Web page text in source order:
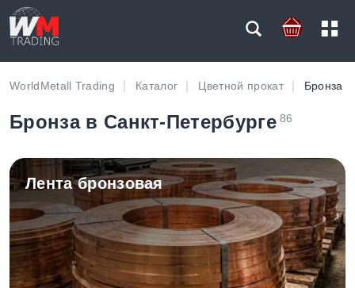
WorldMetall Trading Каталог Цветной прокат Бронза
Бронза в Санкт-Петербурге 86
Лента бронзовая